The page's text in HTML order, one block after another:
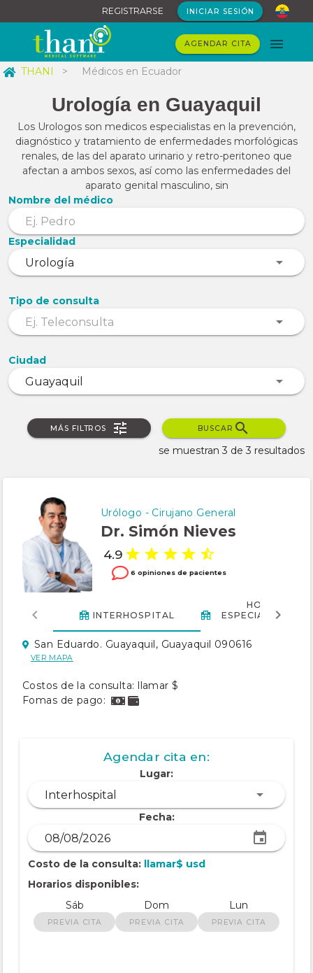
REGISTRARSE INICIAR SESIÓN
AGENDAR CITA
THANI > Médicos en Ecuador
Urología en Guayaquil
Los Urologos son medicos especialistas en la prevención,
diagnóstico y tratamiento de enfermedades morfológicas
renales, de las del aparato urinario y retro-peritoneo que
afectan a ambos sexos, así como las enfermedades del
aparato genital masculino, sin
Nombre del médico
Especialidad
Tipo de consulta
Ciudad
MÁS FILTROS BUSCAR
se muestran 3 de 3 resultados
Urólogo - Cirujano General
Dr. Simón Nieves
4.9
6 opiniones de pacientes
INTERHOSPITAL
HOSPITAL
ESPECIALIDADES
San Eduardo. Guayaquil, Guayaquil 090616
VER MAPA
Costos de la consulta: llamar $
Fomas de pago:
Agendar cita en:
Lugar:
Interhospital
Fecha:
Costo de la consulta: llamar$ usd
Horarios disponibles:
Sáb
PREVIA CITA
Dom
PREVIA CITA
Lun
PREVIA CITA